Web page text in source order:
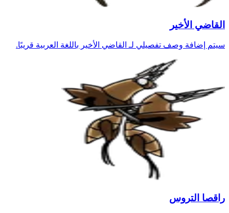
القاضي الأخير
سيتم إضافة وصف تفصيلي لـ القاضي الأخير باللغة العربية قريبًا.
راقصا التروس